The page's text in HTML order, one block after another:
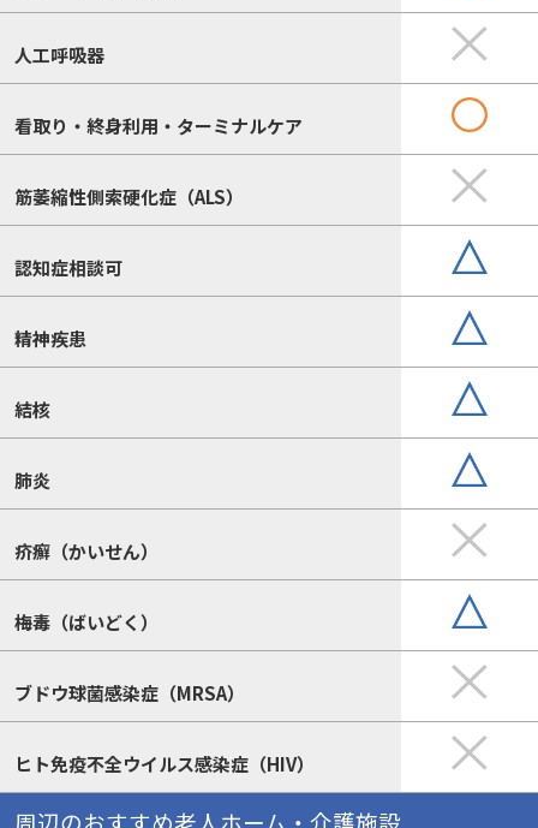
人工呼吸器
看取り・終身利用・ターミナルケア
筋萎縮性側索硬化症（ALS）
認知症相談可
精神疾患
結核
肺炎
疥癬（かいせん）
梅毒（ばいどく）
ブドウ球菌感染症（MRSA）
ヒト免疫不全ウイルス感染症（HIV）